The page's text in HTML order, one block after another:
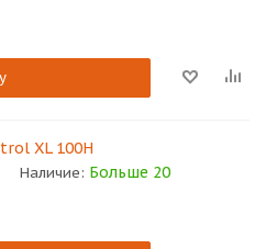
XL 100H
Наличие: Больше 20